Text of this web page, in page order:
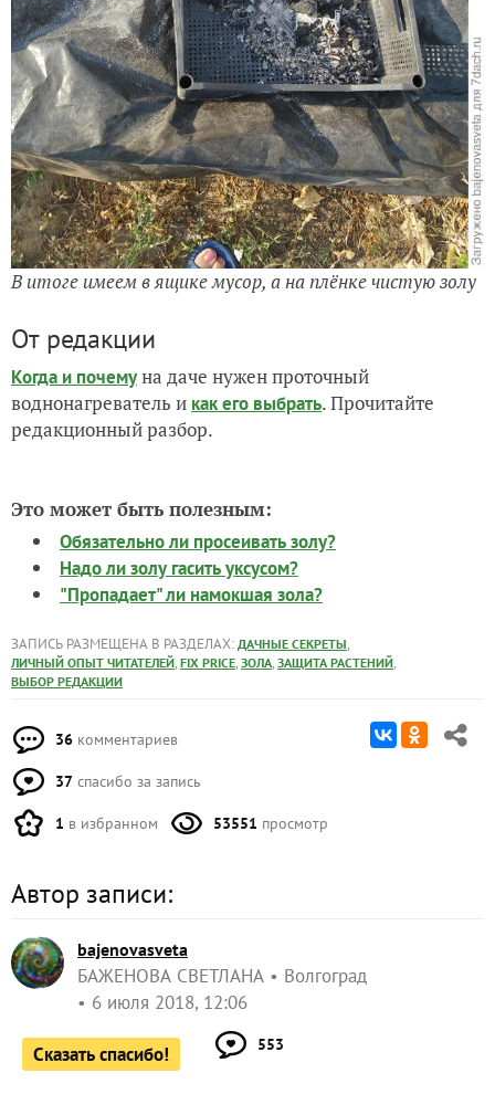
В итоге имеем в ящике мусор, а на плёнке чистую золу
От редакции
Когда и почемуна даче нужен проточный
воднонагреватель и как его выбрать. Прочитайте
редакционный разбор.
Это может быть полезным:
Обязательно ли просеивать золу?
Надо ли золу гасить уксусом?
"Пропадает" ли намокшая зола?
ЗАПИСЬ РАЗМЕЩЕНА В РАЗДЕЛАХ: ДАЧНЫЕ СЕКРЕТЫ,
ЛИЧНЫЙ ОПЫТ ЧИТАТЕЛЕЙ, FIX PRICE, ЗОЛА, ЗАЩИТА РАСТЕНИЙ,
ВЫБОР РЕДАКЦИИ
36 комментариев
37 спасибо за запись
1 в избранном 53551 просмотр
Автор записи:
bajenovasveta
БАЖЕНОВА СВЕТЛАНА
Волгоград
6 июля 2018, 12:06
Сказать спасибо! 553